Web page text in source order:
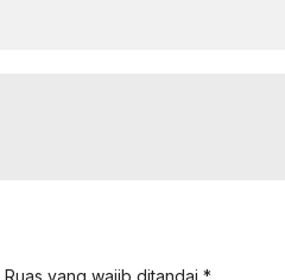
Ruas yang wajib ditandai *